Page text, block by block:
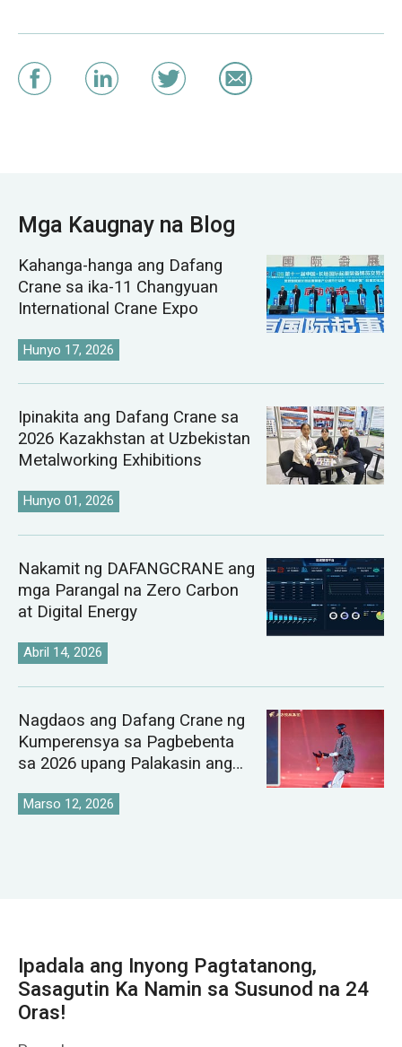
Mga Kaugnay na Blog
Kahanga-hanga ang Dafang
Crane sa ika-11 Changyuan
International Crane Expo
Hunyo 17, 2026
Ipinakita ang Dafang Crane sa
2026 Kazakhstan at Uzbekistan
Metalworking Exhibitions
Hunyo 01, 2026
Nakamit ng DAFANGCRANE ang
mga Parangal na Zero Carbon
at Digital Energy
Abril 14, 2026
Nagdaos ang Dafang Crane ng
Kumperensya sa Pagbebenta
sa 2026 upang Palakasin ang
Pamilihan ng Crane
Marso 12, 2026
Ipadala ang Inyong Pagtatanong,
Sasagutin Ka Namin sa Susunod na 24
Oras!